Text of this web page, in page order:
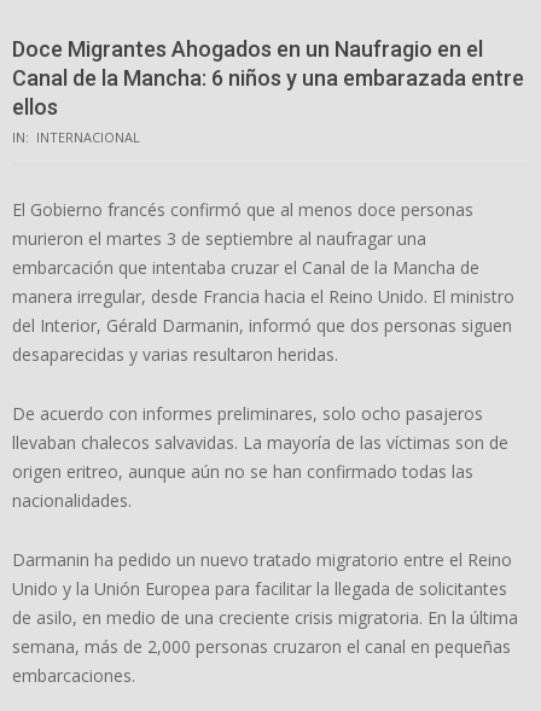
Doce Migrantes Ahogados en un Naufragio en el
Canal de la Mancha: 6 niños y una embarazada entre
ellos
IN: INTERNACIONAL
El Gobierno francés confirmó que al menos doce personas
murieron el martes 3 de septiembre al naufragar una
embarcación que intentaba cruzar el Canal de la Mancha de
manera irregular, desde Francia hacia el Reino Unido. El ministro
del Interior, Gérald Darmanin, informó que dos personas siguen
desaparecidas y varias resultaron heridas.
De acuerdo con informes preliminares, solo ocho pasajeros
llevaban chalecos salvavidas. La mayoría de las víctimas son de
origen eritreo, aunque aún no se han confirmado todas las
nacionalidades.
Darmanin ha pedido un nuevo tratado migratorio entre el Reino
Unido y la Unión Europea para facilitar la llegada de solicitantes
de asilo, en medio de una creciente crisis migratoria. En la última
semana, más de 2,000 personas cruzaron el canal en pequeñas
embarcaciones.